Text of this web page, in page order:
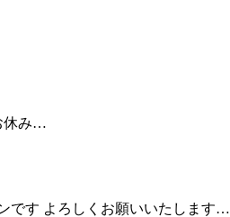
休み…
です よろしくお願いいたします…